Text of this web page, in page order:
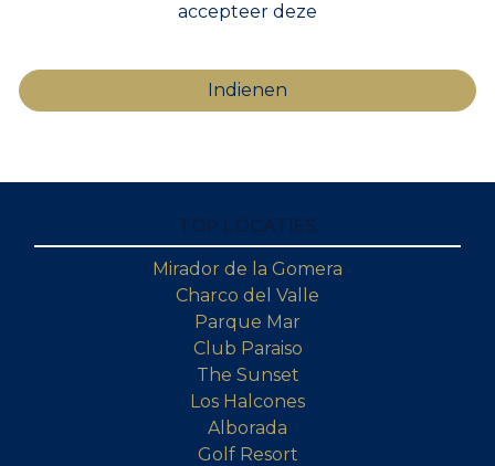
accepteer deze
Mirador de la Gomera
Charco del Valle
Parque Mar
Club Paraiso
The Sunset
Los Halcones
Alborada
Golf Resort